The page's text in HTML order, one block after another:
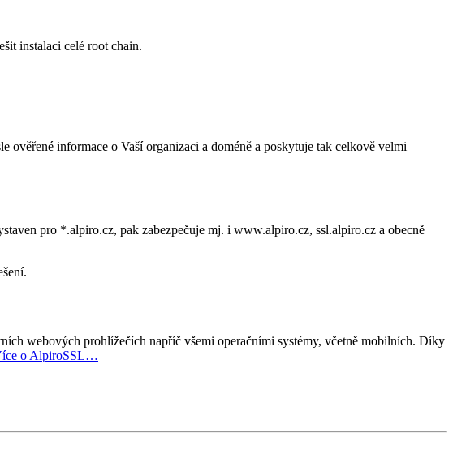
instalaci celé root chain.
ověřené informace o Vaší organizaci a doméně a poskytuje tak celkově velmi
pro *.alpiro.cz, pak zabezpečuje mj. i www.alpiro.cz, ssl.alpiro.cz a obecně
webových prohlížečích napříč všemi operačními systémy, včetně mobilních. Díky
o AlpiroSSL…